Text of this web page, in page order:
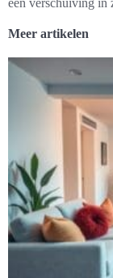
een verschuiving in
Meer artikelen